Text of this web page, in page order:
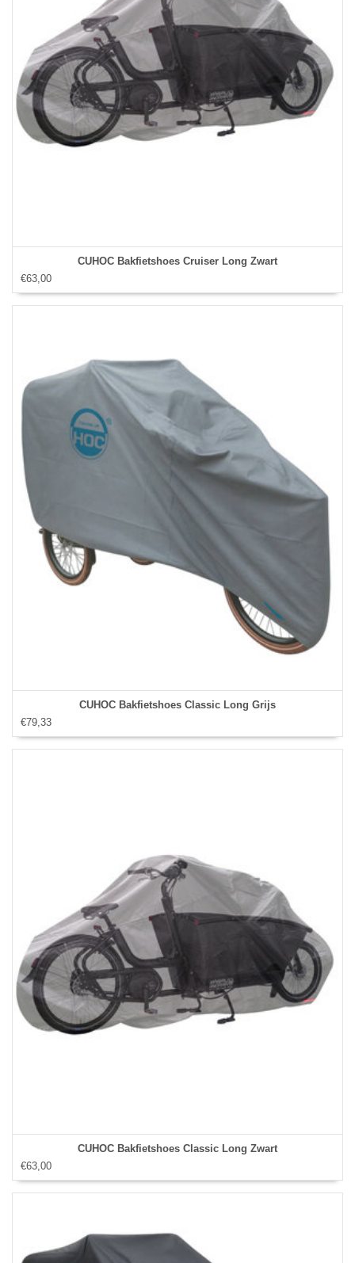
CUHOC Bakfietshoes Cruiser Long Zwart
€63,00
CUHOC Bakfietshoes Classic Long Grijs
€79,33
CUHOC Bakfietshoes Classic Long Zwart
€63,00